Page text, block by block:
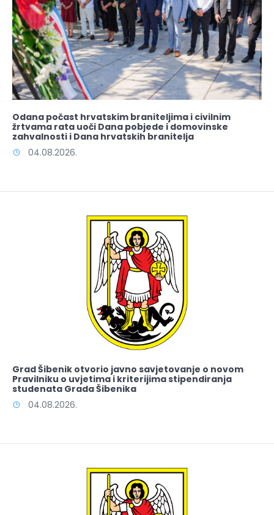
Odana počast hrvatskim braniteljima i civilnim
žrtvama rata uoči Dana pobjede i domovinske
zahvalnosti i Dana hrvatskih branitelja
04.08.2026.
Grad Šibenik otvorio javno savjetovanje o novom
Pravilniku o uvjetima i kriterijima stipendiranja
studenata Grada Šibenika
04.08.2026.